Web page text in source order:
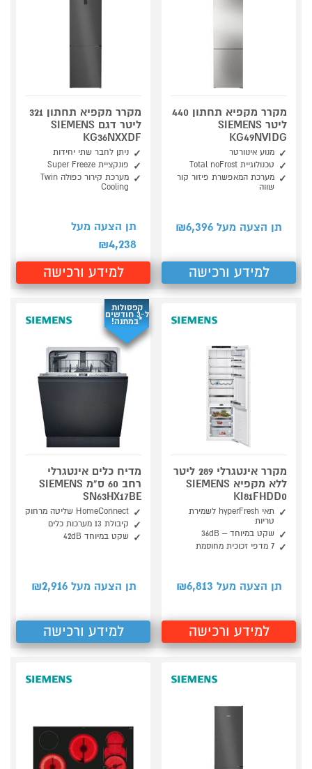
מקרר מקפיא תחתון 440
ליטר SIEMENS
KG49NVIDG
מנוע אינוורטר
טכנולוגיית Total noFrost
מערכת המאפשרת פיזור קור
שווה
תן הצעה מעל ₪ 6,396
למידע ורכישה
מקרר מקפיא תחתון 321
ליטר דגם SIEMENS
KG36NXXDF
ניתן לחבר שתי יחידות
פונקציית Super Freeze
מערכת קירור כפולה Twin
Cooling
תן הצעה מעל
₪4,238
למידע ורכישה
מקרר אינטגרלי 289 ליטר
ללא מקפיא SIEMENS
KI81FHDD0
תאי hyperFresh לשמירת
טריות
שקט במיוחד – 36dB
7 מדפי זכוכית מחוסמת
תן הצעה מעל ₪ 6,813
למידע ורכישה
קפסולות
ל-3 חודשים
*במתנה!
מדיח כלים אינטגרלי
רחב 60 ס"מ SIEMENS
SN63HX17BE
HomeConnect שליטה מרחוק
קיבולת 13 מערכות כלים
שקט במיוחד 42dB
תן הצעה מעל ₪ 2,916
למידע ורכישה